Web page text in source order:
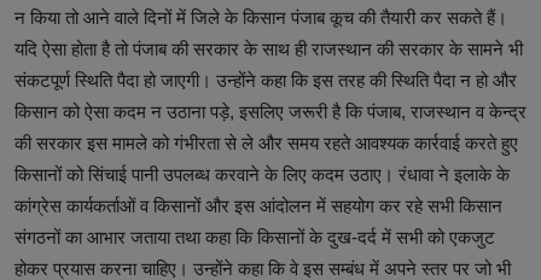
न किया तो आने वाले दिनों में जिले के किसान पंजाब कूच की तैयारी कर सकते हैं।
यदि ऐसा होता है तो पंजाब की सरकार के साथ ही राजस्थान की सरकार के सामने भी
संकटपूर्ण स्थिति पैदा हो जाएगी। उन्होंने कहा कि इस तरह की स्थिति पैदा न हो और
किसान को ऐसा कदम न उठाना पड़े, इसलिए जरूरी है कि पंजाब, राजस्थान व केन्द्र
की सरकार इस मामले को गंभीरता से ले और समय रहते आवश्यक कार्रवाई करते हुए
किसानों को सिंचाई पानी उपलब्ध करवाने के लिए कदम उठाए। रंधावा ने इलाके के
कांग्रेस कार्यकर्ताओं व किसानों और इस आंदोलन में सहयोग कर रहे सभी किसान
संगठनों का आभार जताया तथा कहा कि किसानों के दुख-दर्द में सभी को एकजुट
होकर प्रयास करना चाहिए। उन्होंने कहा कि वे इस सम्बंध में अपने स्तर पर जो भी